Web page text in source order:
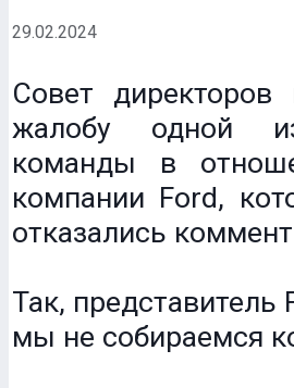
29.02.2024
Совет
жалобу одной
команды в
компании Ford,
отказались
Так,
мы не собираемся